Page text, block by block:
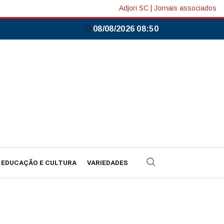
Adjori SC Jornais associados
08/08/2026 08:50
EDUCAÇÃO E CULTURA VARIEDADES